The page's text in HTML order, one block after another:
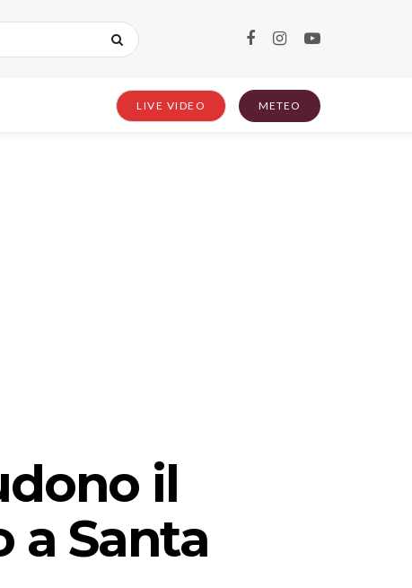
LIVE VIDEO METEO
il
Santa